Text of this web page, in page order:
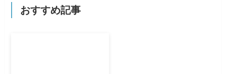
おすすめ記事